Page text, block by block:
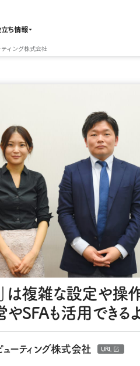
ち情報
ィング株式会社
は複雑な設定や操
SFAも活用できるよ
ューティング株式会社 URL